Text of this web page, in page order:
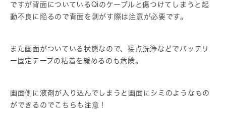
ですが背面についているQiのケーブルと傷つけてしまうと起
動不良に陥るので背面を剥がす際は注意が必要です。
また画面がついている状態なので、接点洗浄などでバッテリ
ー固定テープの粘着を緩めるのも危険。
画面側に液剤が入り込んでしまうと画面にシミのようなもの
ができるのでこちらも注意！